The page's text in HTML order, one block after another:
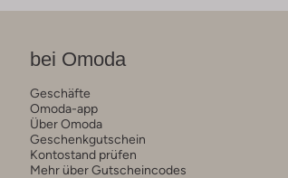
bei Omoda
Geschäfte
Omoda-app
Über Omoda
Geschenkgutschein
Kontostand prüfen
Mehr über Gutscheincodes